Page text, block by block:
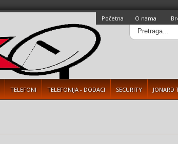
Početna O nama
TELEFONI TELEFONIJA - DODACI SECURITY JONARD